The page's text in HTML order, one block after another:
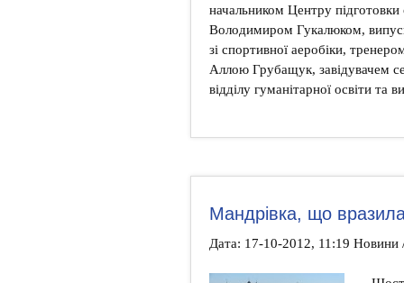
начальником Центру підготовки
Володимиром Гукалюком,
зі спортивної аеробіки,
Аллою Грубащук, завідувачем
відділу гуманітарної освіти
Мандрівка, що
Дата: 17-10-2012, 11:19 Новини